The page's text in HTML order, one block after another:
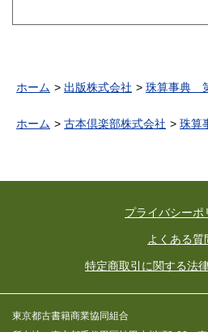
ホーム 出版株式会社 珠算事典
ホーム 古本倶楽部株式会社 珠
プライバシーポ
よくある質
特定商取引に関する法
東京都古書籍商業協同組合